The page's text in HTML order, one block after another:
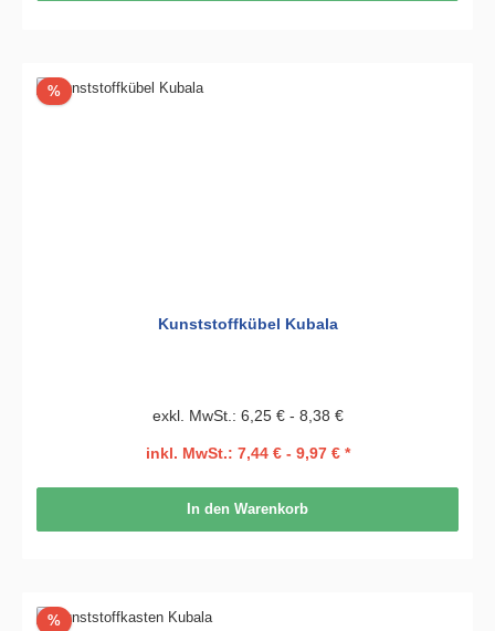
%Rabatt
Kunststoffkübel Kubala
exkl. MwSt.: 6,25 € - 8,38 €
inkl. MwSt.: 7,44 € - 9,97 € *
In den Warenkorb
%Rabatt